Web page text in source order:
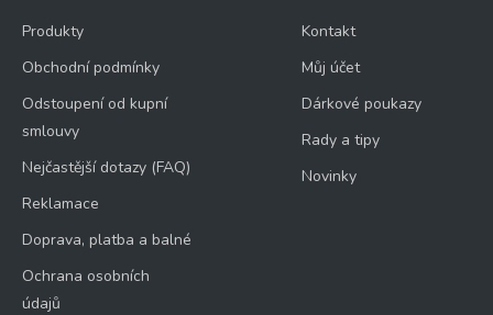
Produkty
Obchodní podmínky
Odstoupení od kupní
smlouvy
Nejčastější dotazy (FAQ)
Reklamace
Doprava, platba a balné
Ochrana osobních
údajů
Kontakt
Můj účet
Dárkové poukazy
Rady a tipy
Novinky